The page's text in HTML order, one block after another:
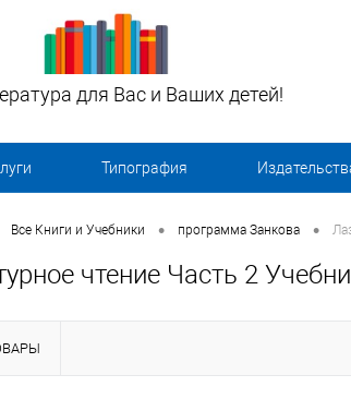
для Вас и Ваших детей!
Типография
Все Книги и Учебники • программа Занкова •
чтение Часть 2